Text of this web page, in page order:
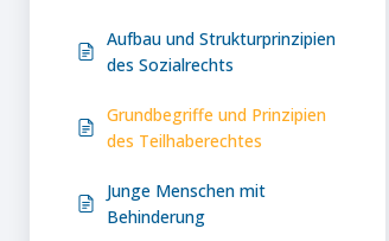
Aufbau und Strukturprinzipien
des Sozialrechts
Grundbegriffe und Prinzipien
des Teilhaberechtes
Junge Menschen mit
Behinderung